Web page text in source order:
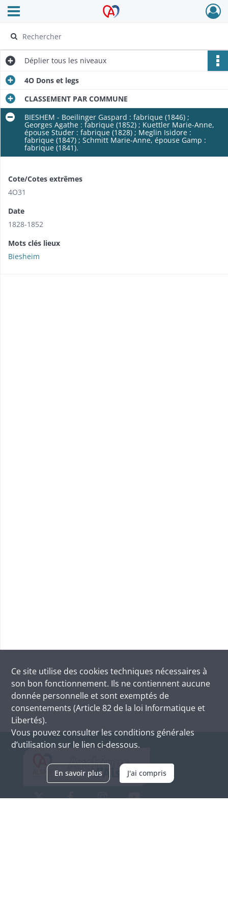
Archives Alsace - Colmar
Ouvrir le menu déroulant
Déplier tous les niveaux
4O Dons et legs
CLASSEMENT PAR COMMUNE
BIESHEM - Boeilinger Gaspard : fabrique (1846) ;
Georges Agathe : fabrique (1852) ; Kuettler Marie-Anne,
épouse Studer : fabrique (1828) ; Meglin Isidore :
fabrique (1847) ; Schmitt Marie-Anne, épouse Gamp :
fabrique (1841).
Cote/Cotes extrêmes
4O31
Date
1828-1852
Mots clés lieux
Biesheim
Ce site utilise des cookies techniques nécessaires à
son bon fonctionnement. Ils ne contiennent aucune
donnée personnelle et sont exemptés de
consentements (Article 82 de la loi Informatique et
Libertés).
Vous pouvez consulter les conditions générales
d’utilisation sur le lien ci-dessous.
En savoir plus J'ai compris